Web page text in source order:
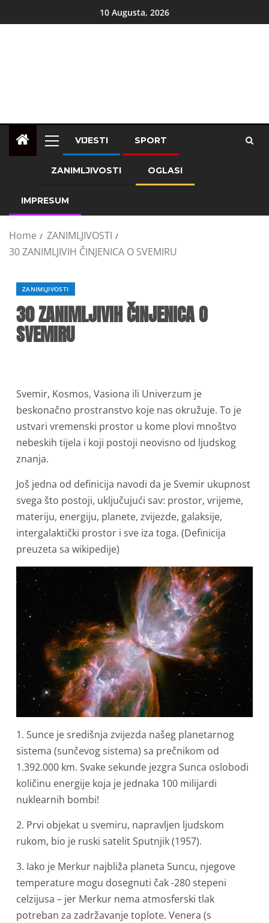
10 Augusta, 2026
VIJESTI SPORT
ZANIMLJIVOSTI OGLASI
IMPRESUM
Home
ZANIMLJIVOSTI
30 ZANIMLJIVIH ČINJENICA O SVEMIRU
ZANIMLJIVOSTI
30 ZANIMLJIVIH ČINJENICA O
SVEMIRU
Svemir, Kosmos, Vasiona ili Univerzum je
beskonačno prostranstvo koje nas okružuje. To je
ustvari vremenski prostor u kome plovi mnoštvo
nebeskih tijela i koji postoji neovisno od ljudskog
znanja.
Još jedna od definicija navodi da je Svemir ukupnost
svega što postoji, uključujući sav: prostor, vrijeme,
materiju, energiju, planete, zvijezde, galaksije,
intergalaktički prostor i sve iza toga. (Definicija
preuzeta sa wikipedije)
1. Sunce je središnja zvijezda našeg planetarnog
sistema (sunčevog sistema) sa prečnikom od
1.392.000 km. Svake sekunde jezgra Sunca oslobodi
količinu energije koja je jednaka 100 milijardi
nuklearnih bombi!
2. Prvi objekat u svemiru, napravljen ljudskom
rukom, bio je ruski satelit Sputnjik (1957).
3. Iako je Merkur najbliža planeta Suncu, njegove
temperature mogu dosegnuti čak -280 stepeni
celzijusa – jer Merkur nema atmosferski tlak
potreban za zadržavanje toplote. Venera (s